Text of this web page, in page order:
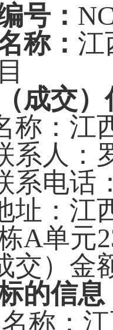
号：
称： 江
成交）
称： 江
系人：
系电话
址：江
A单元
交）金
的信息
称：